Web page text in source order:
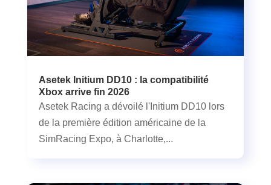
Asetek Initium DD10 : la compatibilité
Xbox arrive fin 2026
Asetek Racing a dévoilé l'Initium DD10 lors
de la première édition américaine de la
SimRacing Expo, à Charlotte,...